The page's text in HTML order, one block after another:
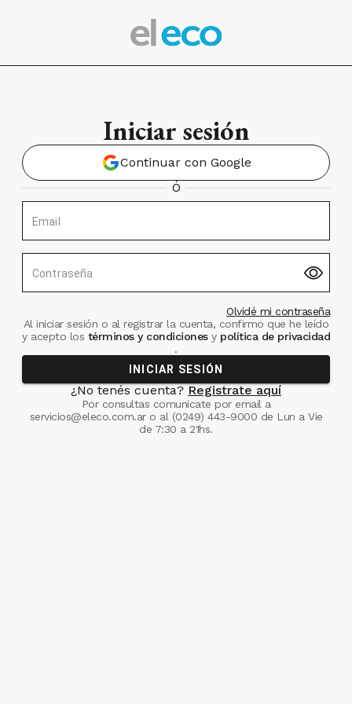
Iniciar sesión
Continuar con Google
Ó
Email
Contraseña
Olvidé mi contraseña
Al iniciar sesión o al registrar la cuenta, confirmo que he leído
y acepto los términos y condiciones ypolítica de privacidad
.
INICIAR SESIÓN
¿No tenés cuenta? Registrate aquí
Por consultas comunicate por email a
servicios@eleco.com.aro al (0249) 443-9000 de Lun a Vie
de 7:30 a 21hs.